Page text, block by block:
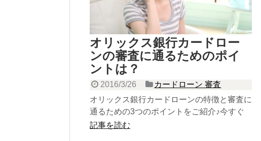
オリックス銀行カードロー
ンの審査に通るためのポイ
ントは？
2016/3/26
カードローン 審査
オリックス銀行カードローンの特徴と審査に
通るための3つのポイントをご紹介♪今すぐ
チェック！
記事を読む